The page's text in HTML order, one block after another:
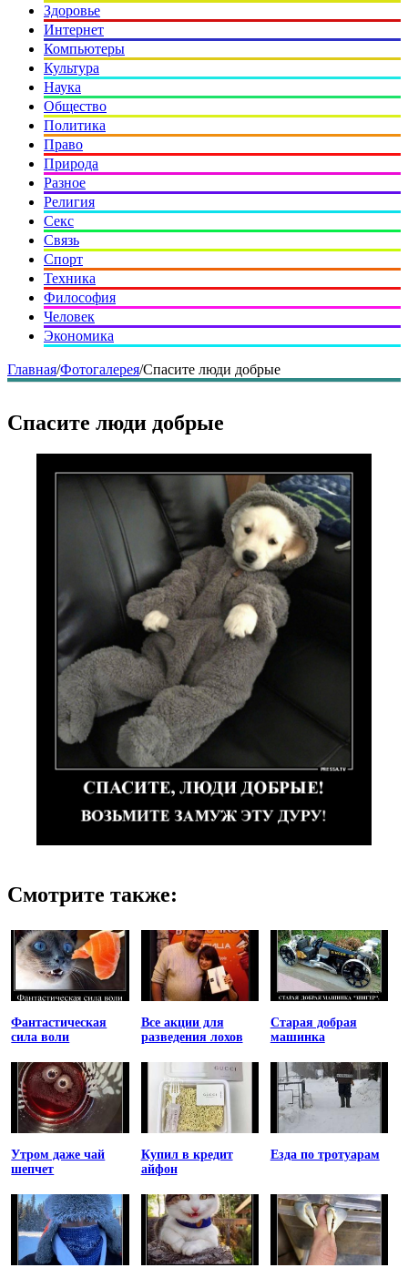
Здоровье
Интернет
Компьютеры
Культура
Наука
Общество
Политика
Право
Природа
Разное
Религия
Секс
Связь
Спорт
Техника
Философия
Человек
Экономика
Главная/Фотогалерея/Спасите люди добрые
Спасите люди добрые
Смотрите также:
Фантастическая
сила воли
Все акции для
разведения лохов
Старая добрая
машинка
Утром даже чай
шепчет
Купил в кредит
айфон
Езда по тротуарам